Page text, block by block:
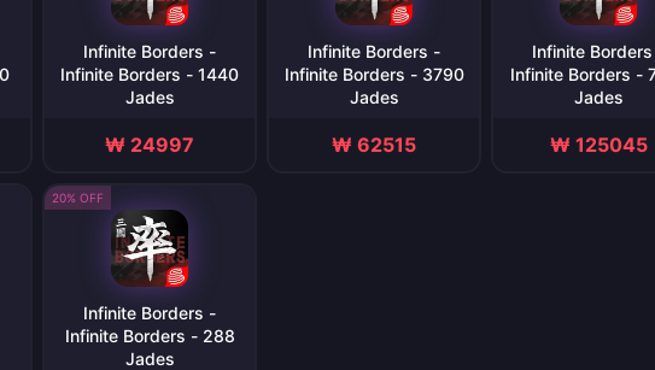
Infinite Borders -
Infinite Borders - 1440
Jades
₩ 24997
Infinite Borders -
Infinite Borders - 3790
Jades
₩ 62515
Infinite
Infinite Borders -
Jades
₩ 125045
20% OFF
Infinite Borders -
Infinite Borders - 288
Jades